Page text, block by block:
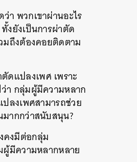
า พวกเขาผ่านอะไร
งยังเป็นการผ่าตัด
มถึงต้องคอยติดตาม
ดแปลงเพศ เพราะ
า กลุ่มผู้มีความหลาก
ลงเพศสามารถช่วย
มากกว่าสนับสนุน?
คงมีต่อกลุ่ม
ผู้มีความหลากหลาย